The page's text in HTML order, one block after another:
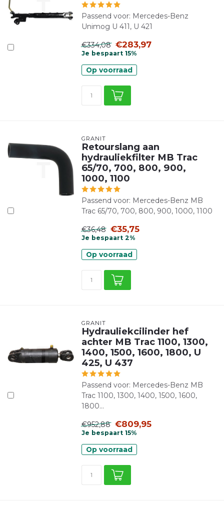
Passend voor: Mercedes-Benz
Unimog U 411, U 421
€334,08 €283,97
Je bespaart 15%
Op voorraad
GRANIT
Retourslang aan
hydrauliekfilter MB Trac
65/70, 700, 800, 900,
1000, 1100
Passend voor: Mercedes-Benz MB
Trac 65/70, 700, 800, 900, 1000, 1100
€36,48 €35,75
Je bespaart 2%
Op voorraad
GRANIT
Hydrauliekcilinder hef
achter MB Trac 1100, 1300,
1400, 1500, 1600, 1800, U
425, U 437
Passend voor: Mercedes-Benz MB
Trac 1100, 1300, 1400, 1500, 1600,
1800...
€952,88 €809,95
Je bespaart 15%
Op voorraad